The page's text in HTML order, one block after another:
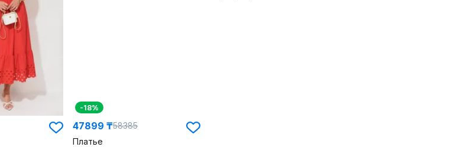
-18%
47899 ₸58385
Платье